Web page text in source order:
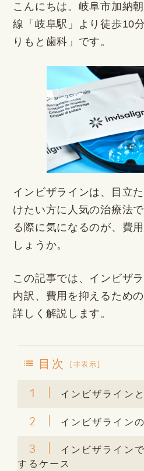
こんにちは。岐阜市加納
線「岐阜駅」より徒歩10
りもと歯科」です。
インビザラインは、目立
けたい方に人気の治療法
る際に気になるのが、費
しょうか。
この記事では、インビザ
内訳、費用を抑えるため
詳しく解説します。
目次 [非表示]
1 インビザライン
2 インビザライン
3
インビザライン
するケース